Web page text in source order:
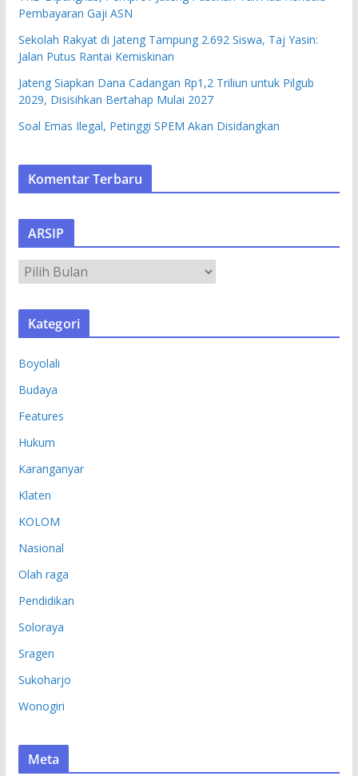
Pembayaran Gaji ASN
Sekolah Rakyat di Jateng Tampung 2.692 Siswa, Taj Yasin:
Jalan Putus Rantai Kemiskinan
Jateng Siapkan Dana Cadangan Rp1,2 Triliun untuk Pilgub
2029, Disisihkan Bertahap Mulai 2027
Soal Emas Ilegal, Petinggi SPEM Akan Disidangkan
Komentar Terbaru
ARSIP
R
S
Kategori
Boyolali
Budaya
Features
Hukum
Karanganyar
Klaten
KOLOM
Nasional
Olah raga
Pendidikan
Soloraya
Sragen
Sukoharjo
Wonogiri
Meta